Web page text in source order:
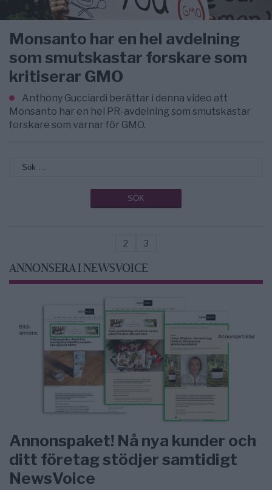
Monsanto har en hel avdelning
som smutskastar forskare som
kritiserar GMO
Anthony Gucciardi berättar i denna video att
Monsanto har en hel PR-avdelning som smutskastar
forskare som varnar för GMO.
2 3
ANNONSERA I NEWSVOICE
Annonspaket! Nå nya kunder och
ditt företag stödjer samtidigt
NewsVoice